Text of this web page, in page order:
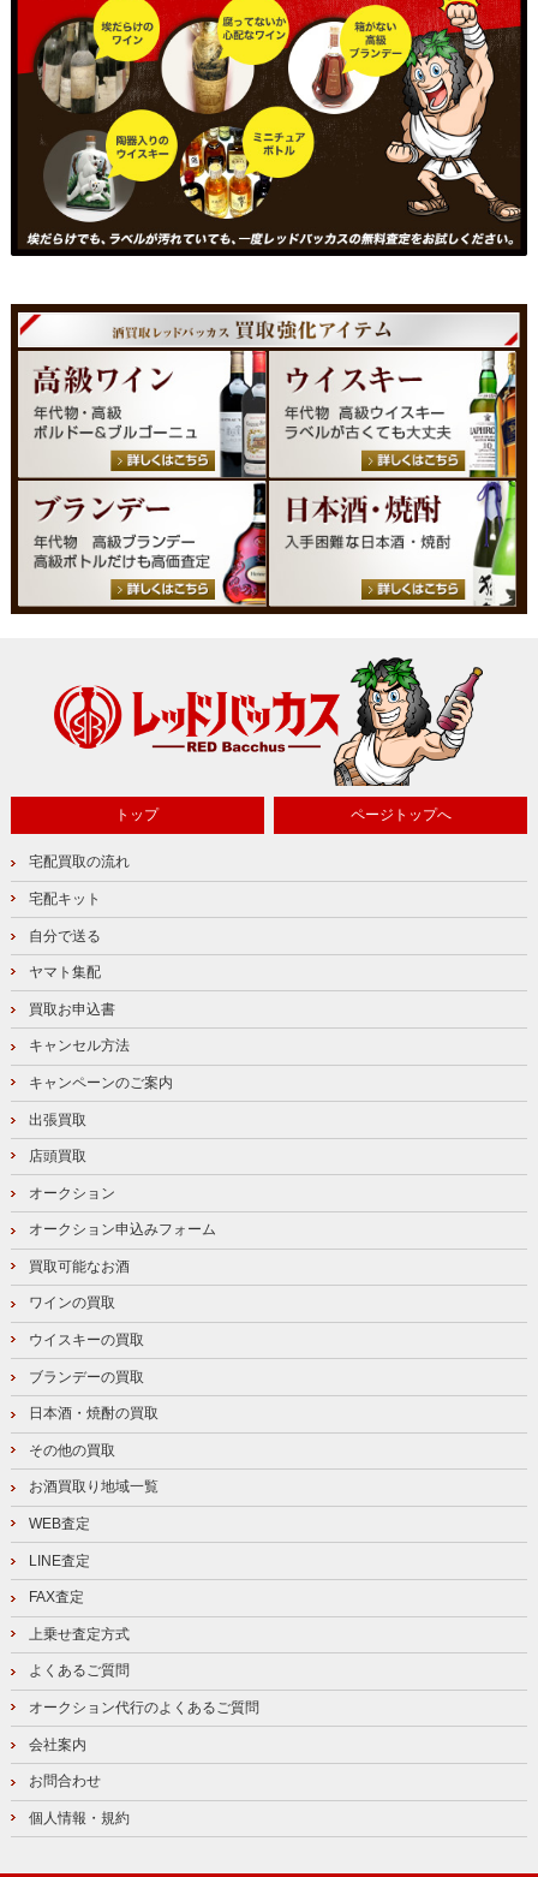
トップ ページトップへ
宅配買取の流れ
宅配キット
自分で送る
ヤマト集配
買取お申込書
キャンセル方法
キャンペーンのご案内
出張買取
店頭買取
オークション
オークション申込みフォーム
買取可能なお酒
ワインの買取
ウイスキーの買取
ブランデーの買取
日本酒・焼酎の買取
その他の買取
お酒買取り地域一覧
WEB査定
LINE査定
FAX査定
上乗せ査定方式
よくあるご質問
オークション代行のよくあるご質問
会社案内
お問合わせ
個人情報・規約